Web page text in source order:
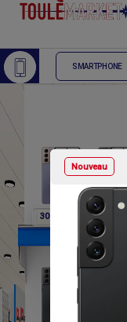
Nouveau
SMARTPHONE
307 800 307 800